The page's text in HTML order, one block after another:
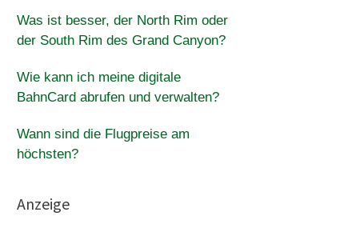
Was ist besser, der North Rim oder
der South Rim des Grand Canyon?
Wie kann ich meine digitale
BahnCard abrufen und verwalten?
Wann sind die Flugpreise am
höchsten?
Anzeige